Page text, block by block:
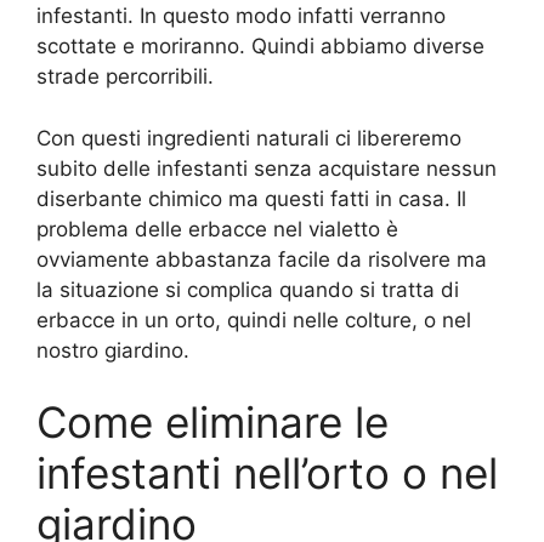
infestanti. In questo modo infatti verranno
scottate e moriranno. Quindi abbiamo diverse
strade percorribili.
Con questi ingredienti naturali ci libereremo
subito delle infestanti senza acquistare nessun
diserbante chimico ma questi fatti in casa. Il
problema delle erbacce nel vialetto è
ovviamente abbastanza facile da risolvere ma
la situazione si complica quando si tratta di
erbacce in un orto, quindi nelle colture, o nel
nostro giardino.
Come eliminare le
infestanti nell’orto o nel
giardino